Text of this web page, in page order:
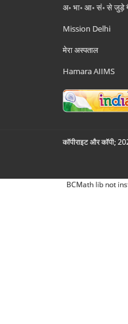
अ॰ भा॰ आ॰ सं॰ से जुड़े
Mission Delhi
मेरा अस्पताल
Hamara AIIMS
कॉपीराइट और कॉपी;
BCMath lib not